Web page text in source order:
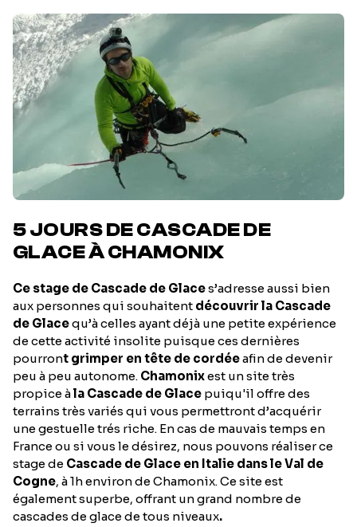
5 JOURS DE CASCADE DE
GLACE À CHAMONIX
Ce stage de Cascade de Glaces’adresse aussi bien
aux personnes qui souhaitent découvrir la Cascade
de Glacequ’à celles ayant déjà une petite expérience
de cette activité insolite puisque ces dernières
pourront grimper en tête de cordéeafin de devenir
peu à peu autonome. Chamonixest un site très
propice àla Cascade de Glace puiqu'il offre des
terrains très variés qui vous permettront d’acquérir
une gestuelle trés riche. En cas de mauvais temps en
France ou si vous le désirez, nous pouvons réaliser ce
stage de Cascade de Glace en Italie dans le Val de
Cogne, à 1h environ de Chamonix. Ce site est
également superbe, offrant un grand nombre de
cascades de glace de tous niveaux.